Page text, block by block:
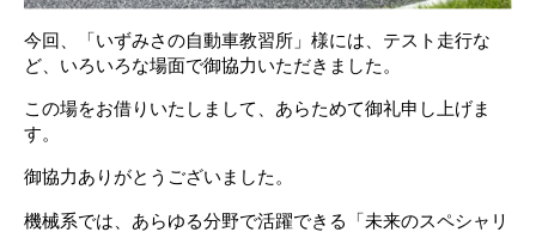
今回、「いずみさの自動車教習所」様には、テスト走行な
ど、いろいろな場面で御協力いただきました。
この場をお借りいたしまして、あらためて御礼申し上げま
す。
御協力ありがとうございました。
機械系では、あらゆる分野で活躍できる「未来のスペシャリ